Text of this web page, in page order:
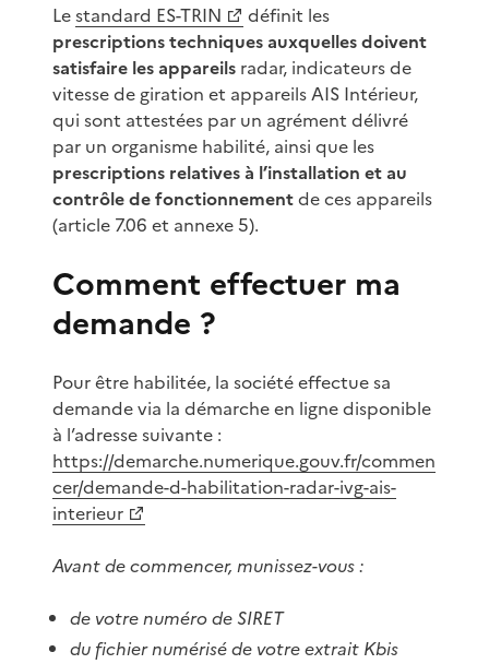
Lestandard ES-TRIN
définit les
prescriptions techniques auxquelles doivent
satisfaire les appareils radar, indicateurs de
vitesse de giration et appareils AIS Intérieur,
qui sont attestées par un agrément délivré
par un organisme habilité, ainsi que les
prescriptions relatives à l’installation et au
contrôle de fonctionnementde ces appareils
(article 7.06 et annexe 5).
Comment effectuer ma
demande ?
Pour être habilitée, la société effectue sa
demande via la démarche en ligne disponible
à l’adresse suivante :
https://demarche.numerique.gouv.fr/commen
cer/demande-d-habilitation-radar-ivg-ais-
interieur
Avant de commencer, munissez-vous :
de votre numéro de SIRET
du fichier numérisé de votre extrait Kbis